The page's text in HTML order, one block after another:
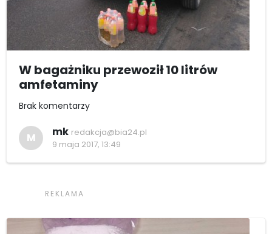
W bagażniku przewoził 10 litrów
amfetaminy
Brak komentarzy
M mk redakcja@bia24.pl
9 maja 2017, 13:49